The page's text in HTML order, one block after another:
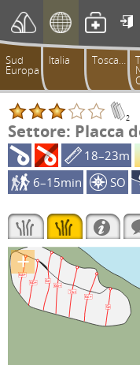

Sud
Europa
Italia Toscana
2
Settore: Placca
18–23m
6–15min
SO
+
6a+
6b+
6c
6b+
7a+
6c+
5c